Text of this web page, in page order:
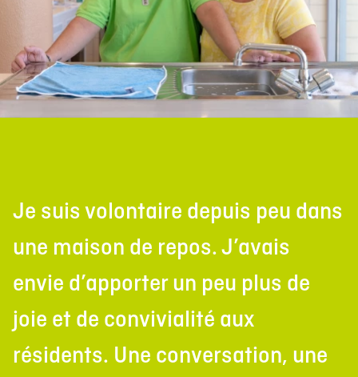
Je suis volontaire depuis peu dans
une maison de repos. J’avais
envie d’apporter un peu plus de
joie et de convivialité aux
résidents. Une conversation, une